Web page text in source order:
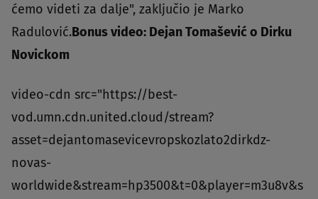
ćemo videti za dalje", zaključio je Marko
Radulović.Bonus video: Dejan Tomašević o Dirku
Novickom
video-cdn src="https://best-
vod.umn.cdn.united.cloud/stream?
asset=dejantomasevicevropskozlato2dirkdz-
novas-
worldwide&stream=hp3500&t=0&player=m3u8v&s